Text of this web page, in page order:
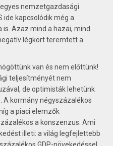
nemzetgazdasági
ide kapcsolódik még a
Azaz mind a hazai, mind
légkört teremtett a
van és nem előttünk!
teljesítményét nem
de optimisták lehetünk
A kormány négyszázalékos
a piaci elemzők
a konszenzus. Ami
illeti: a világ legfejlettebb